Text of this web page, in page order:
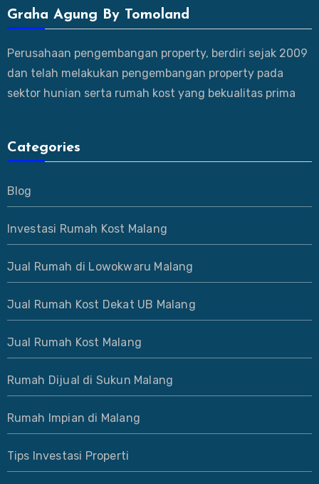
Graha Agung By Tomoland
Perusahaan pengembangan property, berdiri sejak 2009
dan telah melakukan pengembangan property pada
sektor hunian serta rumah kost yang bekualitas prima
Categories
Blog
Investasi Rumah Kost Malang
Jual Rumah di Lowokwaru Malang
Jual Rumah Kost Dekat UB Malang
Jual Rumah Kost Malang
Rumah Dijual di Sukun Malang
Rumah Impian di Malang
Tips Investasi Properti